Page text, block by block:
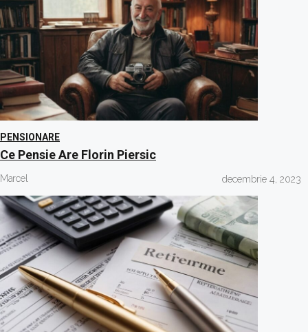
PENSIONARE
Ce Pensie Are Florin Piersic
Marcel decembrie 4, 2023